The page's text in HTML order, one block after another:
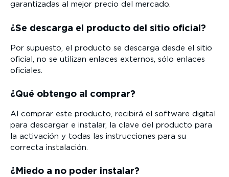
garantizadas al mejor precio del mercado.
¿Se descarga el producto del sitio oficial?
Por supuesto, el producto se descarga desde el sitio
oficial, no se utilizan enlaces externos, sólo enlaces
oficiales.
¿Qué obtengo al comprar?
Al comprar este producto, recibirá el software digital
para descargar e instalar, la clave del producto para
la activación y todas las instrucciones para su
correcta instalación.
¿Miedo a no poder instalar?